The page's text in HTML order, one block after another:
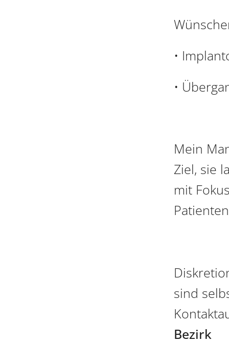
•
•
Mein
Ziel, sie
mit
sind
Bezirk